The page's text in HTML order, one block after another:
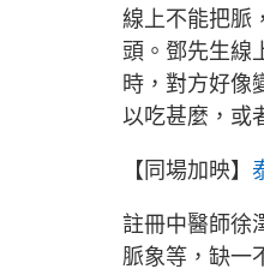
線上不能把脈
頭。鄧先生線
時，對方好像
以吃甚麼，或
【同場加映】
註冊中醫師徐
脈象等，缺一